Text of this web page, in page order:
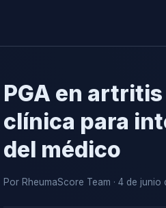
PGA en
clínica para
del médico
Por RheumaScore Team · 4 de